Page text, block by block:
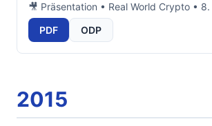
🎥 Präsentation • Real World Crypto •
PDF
ODP
2015